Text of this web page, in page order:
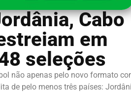
Cabo
em
seleções
não apenas pelo novo formato
de pelo menos três países: